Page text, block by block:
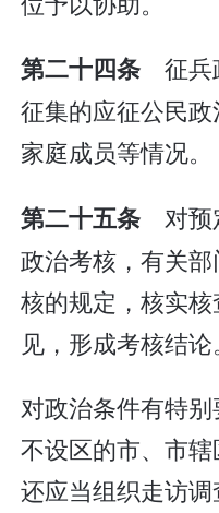
第二十四条 征兵
征集的应征公民
家庭成员等情况。
第二十五条 对预
政治考核，有关
核的规定，核实
见，形成考核结论。
对政治条件有特别
不设区的市、市
还应当组织走访